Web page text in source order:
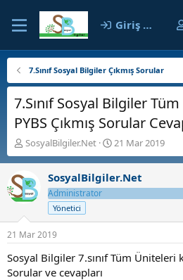
Giriş yap
7.Sınıf Sosyal Bilgiler Çıkmış Sorular
7.Sınıf Sosyal Bilgiler
PYBS Çıkmış Sorular
K
o
n
b
u
y
u
b
a
ş
l
SosyalBilgiler.Net
B
a
ş
l
ç
t
21 Mar 2019
SosyalBilgiler.Net
Administrator
Yönetici
21 Mar 2019
Sosyal Bilgiler 7.sınıf Tüm Üniteleri
Sorular ve cevapları